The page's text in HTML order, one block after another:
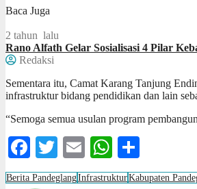
Baca Juga
2 tahun lalu
Rano Alfath Gelar Sosialisasi 4 Pilar
Redaksi
Sementara itu, Camat Karang Tanjung
infrastruktur bidang pendidikan dan lain
“Semoga semua usulan program
Facebook
Twitter
EmailWhatsApp
Berita PandeglangInfrastrukturKabupaten